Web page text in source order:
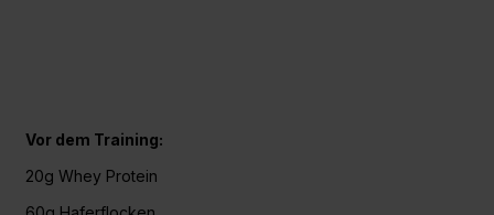
Vor dem Training:
20g Whey Protein